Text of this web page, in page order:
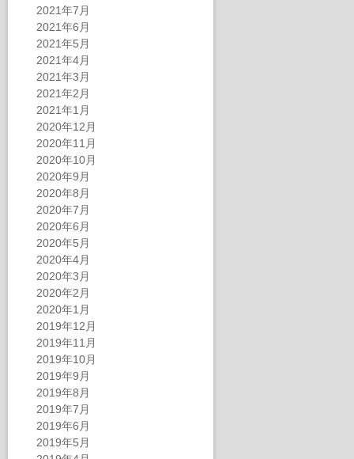
2021年7月
2021年6月
2021年5月
2021年4月
2021年3月
2021年2月
2021年1月
2020年12月
2020年11月
2020年10月
2020年9月
2020年8月
2020年7月
2020年6月
2020年5月
2020年4月
2020年3月
2020年2月
2020年1月
2019年12月
2019年11月
2019年10月
2019年9月
2019年8月
2019年7月
2019年6月
2019年5月